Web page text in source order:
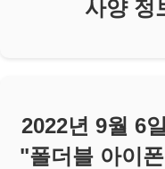
사양 정
2022년 9월 6
"폴더블 아이